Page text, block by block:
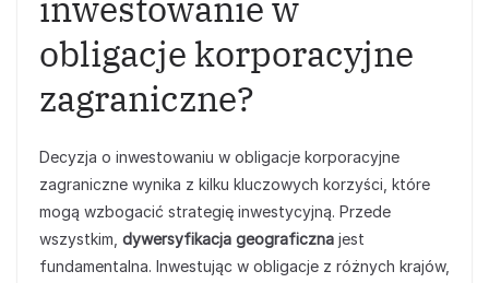
obligacje korporacyjne
zagraniczne?
Decyzja o inwestowaniu w obligacje korporacyjne
zagraniczne wynika z kilku kluczowych korzyści, które
mogą wzbogacić strategię inwestycyjną. Przede
wszystkim, dywersyfikacja geograficzna jest
fundamentalna. Inwestując w obligacje z różnych krajów,